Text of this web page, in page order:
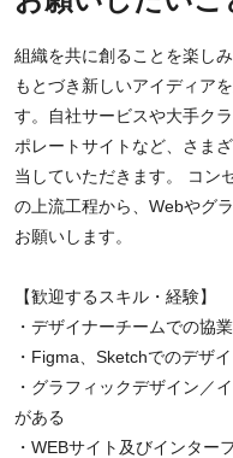
組織を共に創ることを楽し
もとづき新しいアイディア
す。自社サービスや大手ク
ポレートサイトなど、さま
当していただきます。 コン
の上流工程から、Webやグ
お願いします。
【歓迎するスキル・経験】
・デザイナーチームでの協
・Figma、Sketchでのデザ
・グラフィックデザイン／
がある
・WEBサイト及びインター